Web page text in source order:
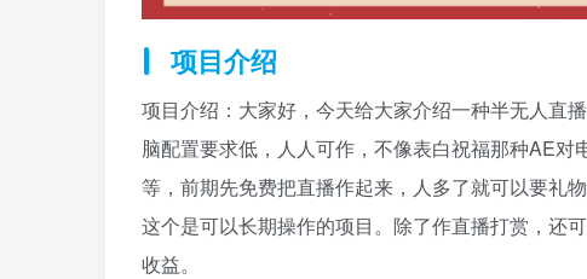
项目介绍
项目介绍：大家好，今天给大家介绍一种半无人直
脑配置要求低，人人可作，不像表白祝福那种AE
等，前期先免费把直播作起来，人多了就可以要礼
这个是可以长期操作的项目。除了作直播打赏，还
收益。